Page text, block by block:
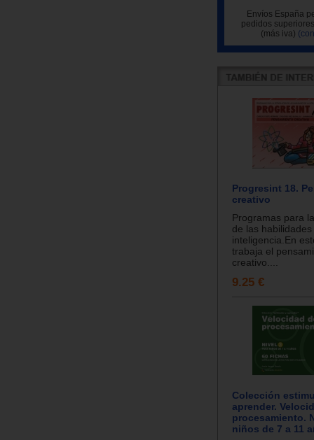
Envíos España
pedidos
(más iva)
Progresint 18.
creativo
Programas para
de las
inteligencia.En
trabaja el
creativo....
9.25 €
Colección
aprender.
procesamiento.
niños de 7 a 11